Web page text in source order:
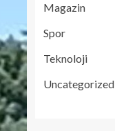
Magazin
Spor
Teknoloji
Uncategorized